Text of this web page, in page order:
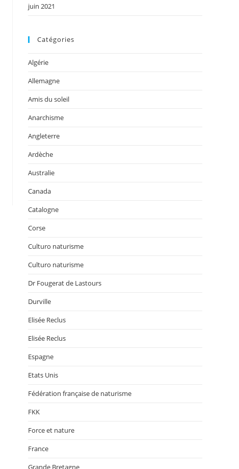
la page suivante
juin 2021
Catégories
Algérie
Allemagne
Amis du soleil
Anarchisme
Angleterre
Ardèche
Australie
Canada
Catalogne
Corse
Culturo naturisme
Culturo naturisme
Dr Fougerat de Lastours
Durville
Elisée Reclus
Elisée Reclus
Espagne
Etats Unis
Fédération française de naturisme
FKK
Force et nature
France
Grande Bretagne